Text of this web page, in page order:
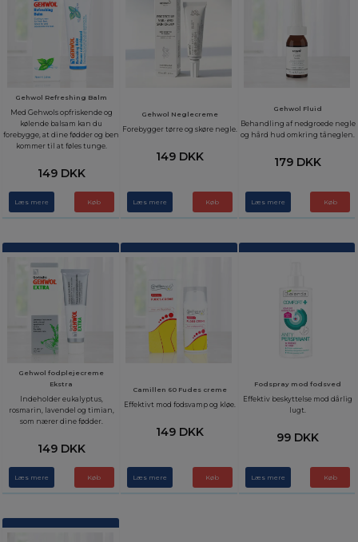
Gehwol Refreshing Balm
Med Gehwols opfriskende og
kølende balsam kan du
forebygge, at dine fødder og ben
kommer til at føles tunge.
149 DKK
Læs mere
Gehwol Neglecreme
Forebygger tørre og skøre negle.
149 DKK
Læs mere
Gehwol Fluid
Behandling af nedgroede negle
og hård hud omkring tåneglen.
179 DKK
Læs mere
Gehwol fodplejecreme
Ekstra
Indeholder eukalyptus,
rosmarin, lavendel og timian,
som nærer dine fødder.
149 DKK
Læs mere
Camillen 60 Fudes creme
Effektivt mod fodsvamp og kløe.
149 DKK
Læs mere
Fodspray mod fodsved
Effektiv beskyttelse mod dårlig
lugt.
99 DKK
Læs mere